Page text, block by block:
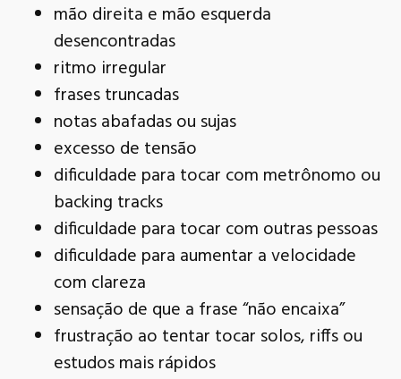
mão direita e mão esquerda
desencontradas
ritmo irregular
frases truncadas
notas abafadas ou sujas
excesso de tensão
dificuldade para tocar com metrônomo ou
backing tracks
dificuldade para tocar com outras pessoas
dificuldade para aumentar a velocidade
com clareza
sensação de que a frase “não encaixa”
frustração ao tentar tocar solos, riffs ou
estudos mais rápidos